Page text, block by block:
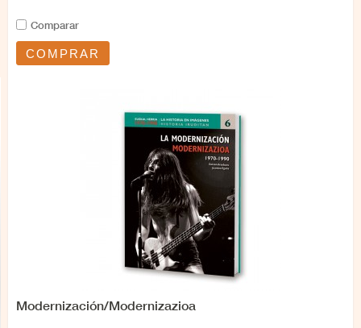
Comparar
COMPRAR
Modernización/Modernizazioa